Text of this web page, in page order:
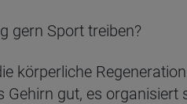
gern Sport treiben?
körperliche
gut, es organisiert